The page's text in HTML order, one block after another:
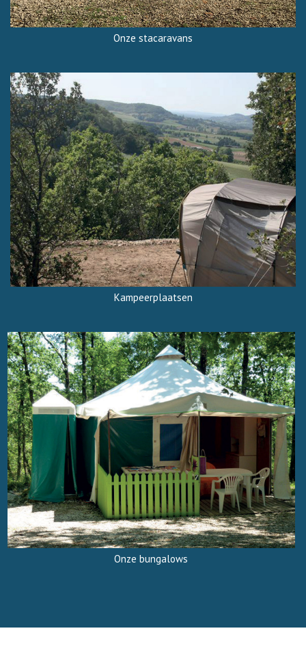
Onze stacaravans
Kampeerplaatsen
Onze bungalows